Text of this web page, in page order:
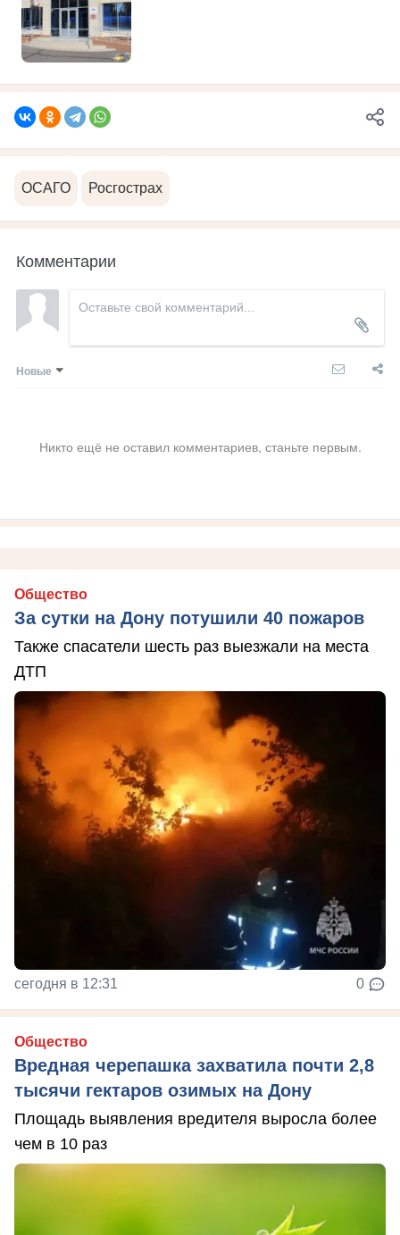
ОСАГО Росгострах
Комментарии
Новые
Никто ещё не оставил комментариев, станьте первым.
Общество
За сутки на Дону потушили 40 пожаров
Также спасатели шесть раз выезжали на места
ДТП
сегодня в 12:31 0
Общество
Вредная черепашка захватила почти 2,8
тысячи гектаров озимых на Дону
Площадь выявления вредителя выросла более
чем в 10 раз